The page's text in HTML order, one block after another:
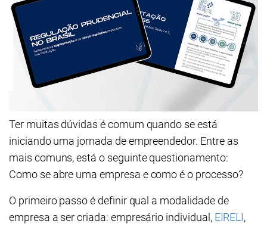
Ter muitas dúvidas é comum quando se está
iniciando uma jornada de empreendedor. Entre as
mais comuns, está o seguinte questionamento:
Como se abre uma empresa e como é o processo?
O primeiro passo é definir qual a modalidade de
empresa a ser criada: empresário individual, EIRELI,